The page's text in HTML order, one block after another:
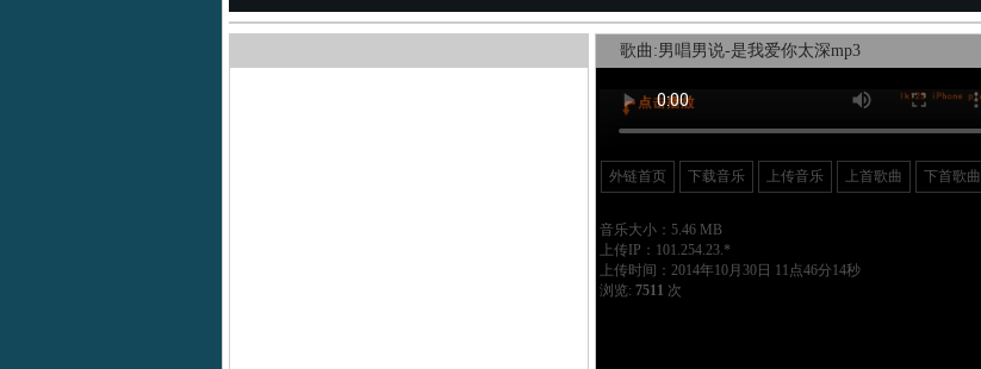
歌曲:男唱男说-是我爱你太深mp3
外链首页 下载音乐 上传音乐 上首歌曲 下首歌曲
音乐大小：5.46 MB
上传IP：101.254.23.*
上传时间：2014年10月30日 11点46分14秒
浏览: 7511 次